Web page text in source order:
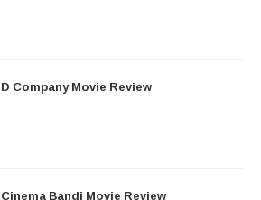
D Company Movie Review
Cinema Bandi Movie Review